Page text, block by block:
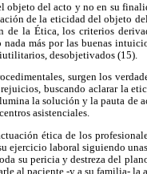
del acto y no en su
de la eticidad del objeto
de la Ética, los criterios
nada más por las buenas
desobjetivados (15).
surgen los
buscando aclarar la
la solución y la pauta de
asistenciales.
ética de los
ejercicio laboral siguiendo
su pericia y destreza del
al paciente -y a su familia- la